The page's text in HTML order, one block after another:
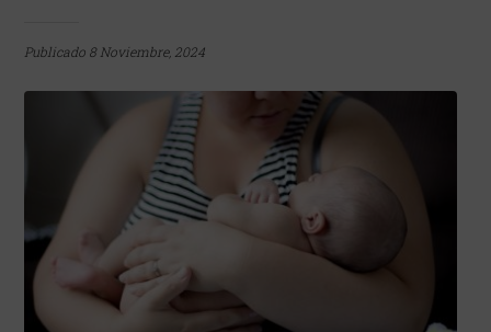
Publicado 8 Noviembre, 2024